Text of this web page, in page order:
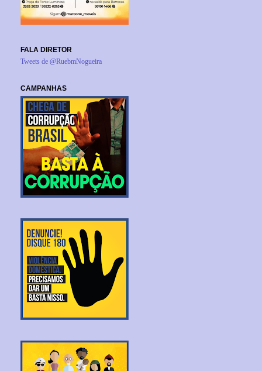
FALA DIRETOR
Tweets de @RuebmNogueira
CAMPANHAS